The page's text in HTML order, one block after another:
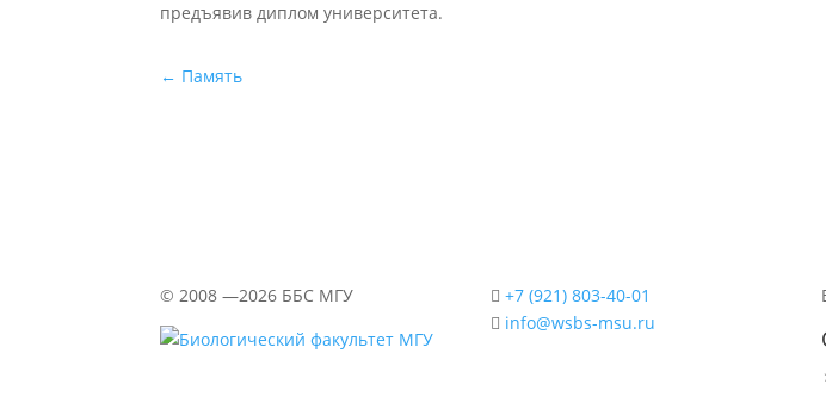
предъявив диплом университета.
← Память
© 2008 —2026 ББС МГУ
+7 (921) 803-40-01
info@wsbs-msu.ru